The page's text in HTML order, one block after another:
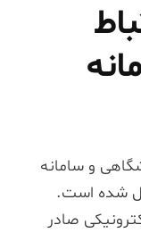
و سامانه
شده است.
صادر